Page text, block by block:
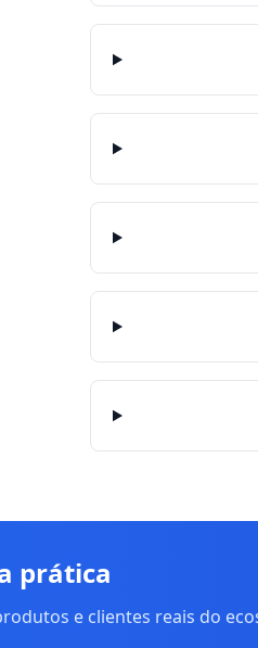
prática
e clientes reais do